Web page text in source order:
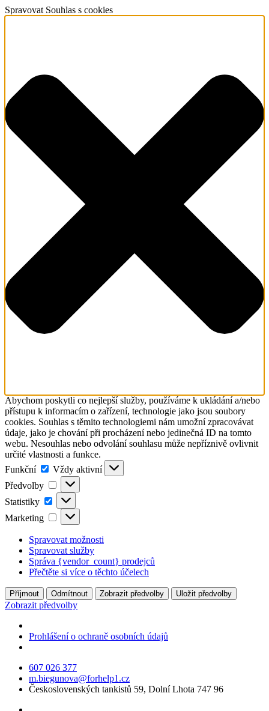
Spravovat Souhlas s cookies
Abychom poskytli co nejlepší služby, používáme k ukládání a/nebo
přístupu k informacím o zařízení, technologie jako jsou soubory
cookies. Souhlas s těmito technologiemi nám umožní zpracovávat
údaje, jako je chování při procházení nebo jedinečná ID na tomto
webu. Nesouhlas nebo odvolání souhlasu může nepříznivě ovlivnit
určité vlastnosti a funkce.
Funkční
Funkční
Vždy aktivní
Předvolby
Předvolby
Statistiky Statistiky
Marketing Marketing
Spravovat možnosti
Spravovat služby
Správa {vendor_count} prodejců
Přečtěte si více o těchto účelech
Příjmout Odmítnout Zobrazit předvolby Uložit předvolby
Zobrazit předvolby
Prohlášení o ochraně osobních údajů
607 026 377
m.biegunova@forhelp1.cz
Československých tankistů 59, Dolní Lhota 747 96